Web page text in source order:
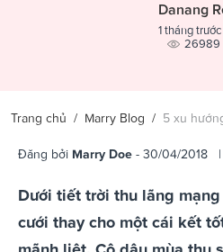
Danang
1 tháng trước
26989
Trang chủ / Marry Blog / 5 xu
Đăng bởi Marry Doe - 30/04/2018 |
Dưới tiết trời thu lãng
cưới thay cho một cái kết